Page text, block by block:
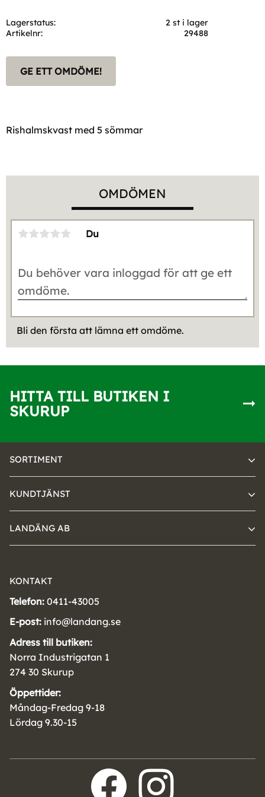
Lagerstatus
2 st i lager
Artikelnr
29488
GE ETT OMDÖME!
Rishalmskvast med 5 sömmar
OMDÖMEN
Du
Bli den första att lämna ett omdöme.
HITTA TILL BUTIKEN I
SKURUP
SORTIMENT
KUNDTJÄNST
LANDÄNG AB
KONTAKT
Telefon: 0411-43005
E-post: info@landang.se
Adress till butiken:
Norra Industrigatan 1
274 30 Skurup
Öppettider:
Måndag-Fredag 9-18
Lördag 9.30-15